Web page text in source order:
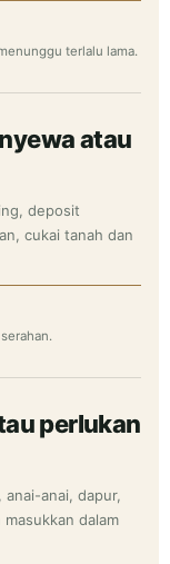
terlalu lama.
atau
deposit
cukai tanah dan
perlukan
anai, dapur,
dalam